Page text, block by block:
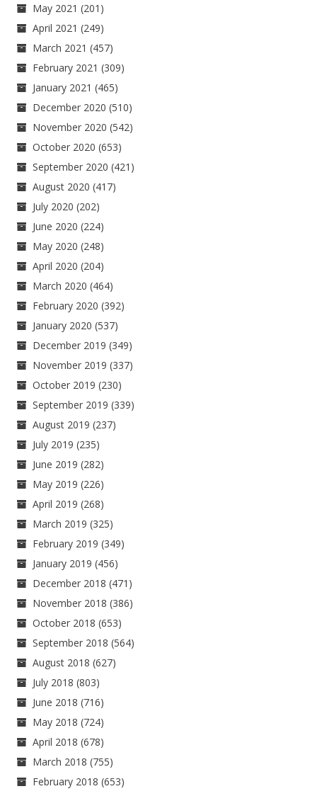
May 2021 (201)
April 2021 (249)
March 2021 (457)
February 2021 (309)
January 2021 (465)
December 2020 (510)
November 2020 (542)
October 2020 (653)
September 2020 (421)
August 2020 (417)
July 2020 (202)
June 2020 (224)
May 2020 (248)
April 2020 (204)
March 2020 (464)
February 2020 (392)
January 2020 (537)
December 2019 (349)
November 2019 (337)
October 2019 (230)
September 2019 (339)
August 2019 (237)
July 2019 (235)
June 2019 (282)
May 2019 (226)
April 2019 (268)
March 2019 (325)
February 2019 (349)
January 2019 (456)
December 2018 (471)
November 2018 (386)
October 2018 (653)
September 2018 (564)
August 2018 (627)
July 2018 (803)
June 2018 (716)
May 2018 (724)
April 2018 (678)
March 2018 (755)
February 2018 (653)